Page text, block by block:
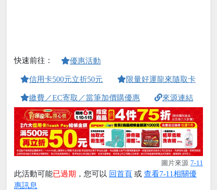
快速前往： 優惠活動
信用卡500元立折50元 限量好運龍來隨取卡
繳費／EC寄取／當筆加價購優惠 來源連結
圖片來源 7-11
此活動可能已過期 ，您可以 回首頁 或 查看7-11相關優
惠訊息